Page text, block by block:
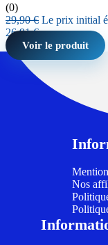
(0)
29,90€ Le prix initial
26,91 €.
Voir le produit
Nos